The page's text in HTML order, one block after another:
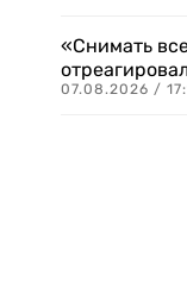
«Снимать
07.08.2026 /